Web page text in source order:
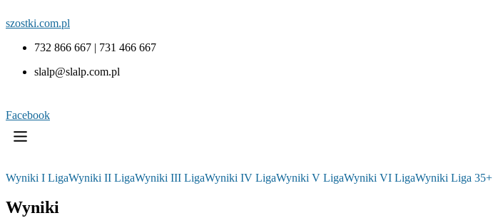
szostki.com.pl
732 866 667 | 731 466 667
slalp@slalp.com.pl
Facebook
Wyniki I LigaWyniki II LigaWyniki III LigaWyniki IV LigaWyniki V LigaWyniki VI LigaWyniki Liga 35+
Wyniki